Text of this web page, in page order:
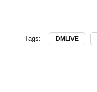
Tags: DMLIVE